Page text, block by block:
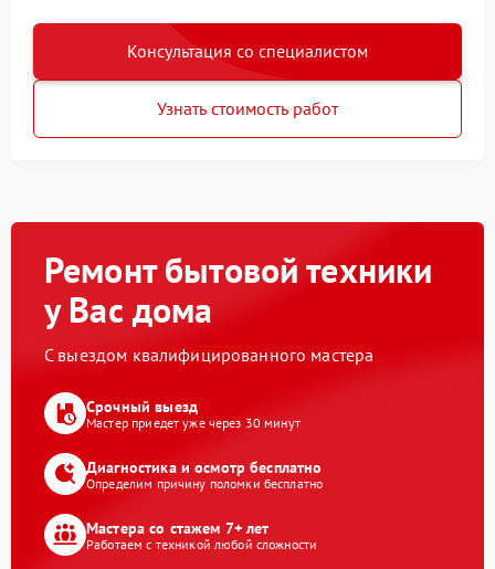
Консультация со специалистом
Узнать стоимость работ
Ремонт бытовой техники
у Вас дома
С выездом квалифицированного мастера
Срочный выезд
Мастер приедет уже через 30 минут
Диагностика и осмотр бесплатно
Определим причину поломки бесплатно
Мастера со стажем 7+ лет
Работаем с техникой любой сложности